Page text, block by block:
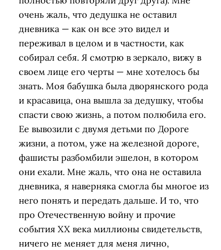
очень жаль, что дедушка не оставил
дневника — как он все это видел и
переживал в целом и в частности, как
собирал себя. Я смотрю в зеркало, вижу в
своем лице его черты — мне хотелось бы
знать. Моя бабушка была дворянского рода
и красавица, она вышла за дедушку, чтобы
спасти свою жизнь, а потом полюбила его.
Ее вывозили с двумя детьми по Дороге
жизни, а потом, уже на железной дороге,
фашисты разбомбили эшелон, в котором
они ехали. Мне жаль, что она не оставила
дневника, я наверняка смогла бы многое из
него понять и передать дальше. И то, что
про Отечественную войну и прочие
события XX века миллионы свидетельств,
ничего не меняет для меня лично,